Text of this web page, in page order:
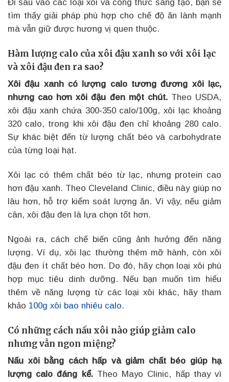
Đi sâu vào các loại xôi và công thức sáng tạo, bạn sẽ
tìm thấy giải pháp phù hợp cho chế độ ăn lành mạnh
mà vẫn giữ được hương vị quen thuộc.
Hàm lượng calo của xôi đậu xanh so với xôi lạc
và xôi đậu đen ra sao?
Xôi đậu xanh có lượng calo tương đương xôi lạc,
nhưng cao hơn xôi đậu đen một chút.Theo USDA,
xôi đậu xanh chứa 300-350 calo/100g, xôi lạc khoảng
320 calo, trong khi xôi đậu đen chỉ khoảng 280 calo.
Sự khác biệt đến từ lượng chất béo và carbohydrate
của từng loại hạt.
Xôi lạc có thêm chất béo từ lạc, nhưng protein cao
hơn đậu xanh. Theo Cleveland Clinic, điều này giúp no
lâu hơn, hỗ trợ kiểm soát lượng ăn. Vì vậy, nếu giảm
cân, xôi đậu đen là lựa chọn tốt hơn.
Ngoài ra, cách chế biến cũng ảnh hưởng đến năng
lượng. Ví dụ, xôi lạc thường thêm mỡ hành, còn xôi
đậu đen ít chất béo hơn. Do đó, hãy chọn loại xôi phù
hợp mục tiêu dinh dưỡng. Nếu bạn muốn tìm hiểu
thêm về năng lượng từ các loại xôi khác, hãy tham
khảo 100g xôi bao nhiêu calo.
Có những cách nấu xôi nào giúp giảm calo
nhưng vẫn ngon miệng?
Nấu xôi bằng cách hấp và giảm chất béo giúp hạ
lượng calo đáng kể.Theo Mayo Clinic, hấp thay vì